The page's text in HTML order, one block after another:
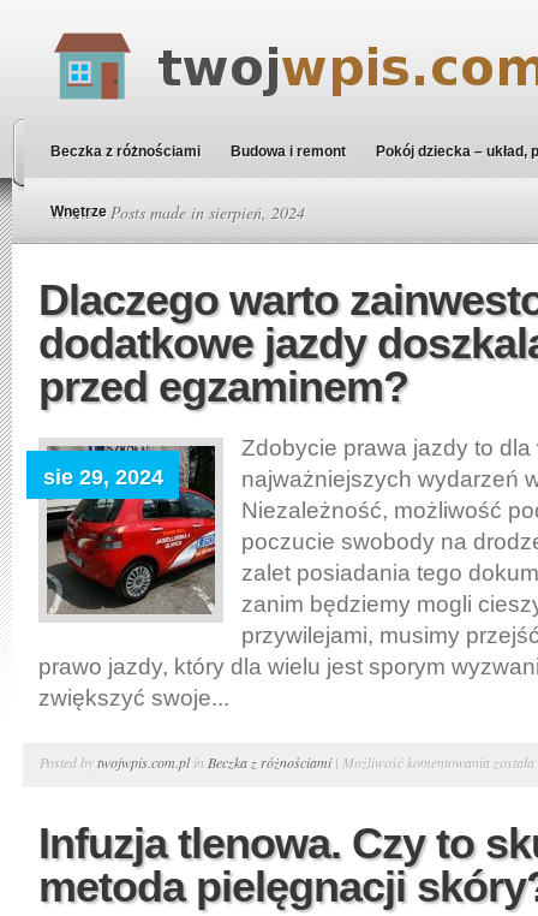
Beczka z różnościami Budowa i remont Pokój dziecka – układ,
Wnętrze
Home» Posts made in sierpień, 2024
Dlaczego warto
dodatkowe jazdy
przed egzaminem?
sie 29, 2024
Zdobycie prawa jazdy to
najważniejszych wydarzeń
Niezależność, możliwość
poczucie swobody na
zalet posiadania tego
zanim będziemy mogli
przywilejami, musimy
prawo jazdy, który dla wielu jest sporym
zwiększyć swoje...
Posted bytwojwpis.com.plin Beczka z różnościami| Możliwość komentowania
w
jazdy
Infuzja tlenowa. Czy to
metoda pielęgnacji